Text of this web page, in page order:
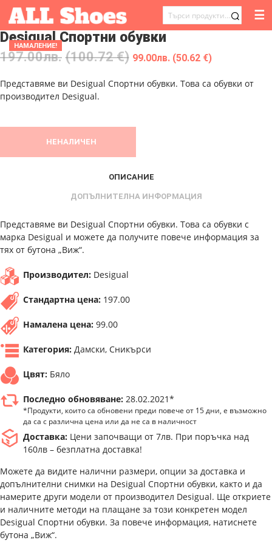
ТЪРСЕНЕ
☰
НАМАЛЕНИЕ!
Desigual Спортни обувки
197.00лв. (100.72 €) 99.00лв. (50.62 €)
Представяме ви Desigual Спортни обувки. Това са обувки от
производител Desigual.
НЕНАЛИЧЕН
ОПИСАНИЕ
ДОПЪЛНИТЕЛНА ИНФОРМАЦИЯ
Представяме ви Desigual Спортни обувки. Това са обувки с
марка Desigual и можете да получите повече информация за
тях от бутона „Виж“.
Производител: Desigual
Стандартна цена: 197.00
Намалена цена: 99.00
Категория: Дамски, Сникърси
Цвят: Бяло
Последно обновяване: 28.02.2021*
*Продукти, които са обновени преди повече от 15 дни, е възможно
да са с различна цена или да не са в наличност
Доставка: Цени започващи от 7лв. При поръчка над
160лв – безплатна доставка!
Можете да видите налични размери, опции за доставка и
допълнителни снимки на Desigual Спортни обувки, както и да
намерите други модели от производител Desigual. Ще откриете
и наличните методи на плащане за този конкретен модел
Desigual Спортни обувки. За повече информация, натиснете
бутона „Виж“.